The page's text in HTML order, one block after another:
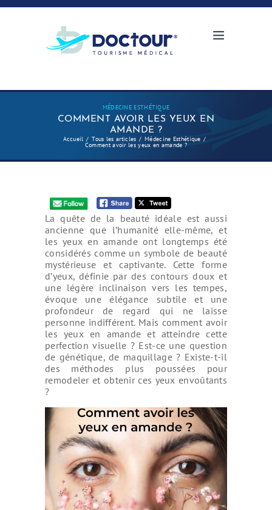
MÉDECINE ESTHÉTIQUE
COMMENT AVOIR LES YEUX EN
AMANDE ?
Accueil Tous les articles Médecine Esthétique
Comment avoir les yeux en amande ?
La quête de la beauté idéale est aussi
ancienne que l’humanité elle-même, et
les yeux en amande ont longtemps été
considérés comme un symbole de beauté
mystérieuse et captivante. Cette forme
d’yeux, définie par des contours doux et
une légère inclinaison vers les tempes,
évoque une élégance subtile et une
profondeur de regard qui ne laisse
personne indifférent. Mais comment avoir
les yeux en amande et atteindre cette
perfection visuelle ? Est-ce une question
de génétique, de maquillage ? Existe-t-il
des méthodes plus poussées pour
remodeler et obtenir ces yeux envoûtants
?